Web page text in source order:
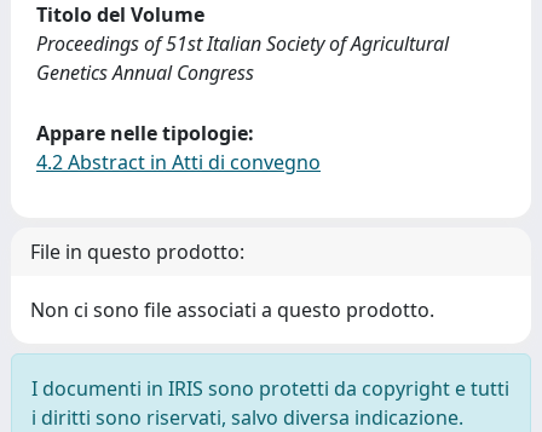
Titolo del Volume
Proceedings of 51st Italian Society of Agricultural
Genetics Annual Congress
Appare nelle tipologie:
4.2 Abstract in Atti di convegno
File in questo prodotto:
Non ci sono file associati a questo prodotto.
I documenti in IRIS sono protetti da copyright e tutti
i diritti sono riservati, salvo diversa indicazione.